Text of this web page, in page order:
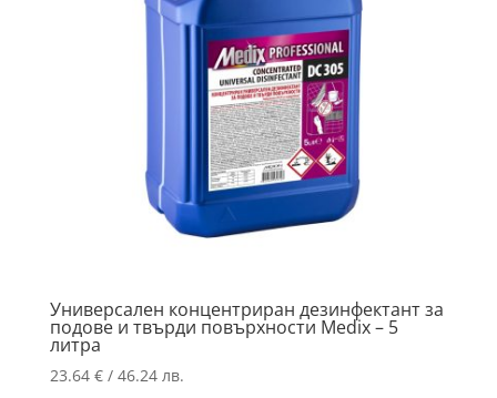
Универсален концентриран дезинфектант за
подове и твърди повърхности Medix – 5
литра
23.64 €/ 46.24 лв.